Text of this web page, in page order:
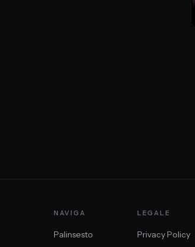
NAVIGA
Palinsesto
LEGALE
Privacy Policy